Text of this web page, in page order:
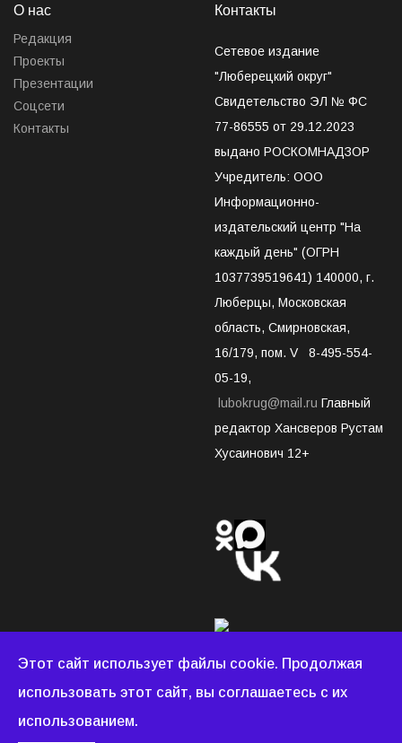
О нас
Редакция
Проекты
Презентации
Соцсети
Контакты
Контакты
Сетевое издание
"Люберецкий округ"
Свидетельство ЭЛ № ФС
77-86555 от 29.12.2023
выдано РОСКОМНАДЗОР
Учредитель: ООО
Информационно-
издательский центр "На
каждый день" (ОГРН
1037739519641) 140000, г.
Люберцы, Московская
область, Смирновская,
16/179, пом. V 8-495-554-
05-19,
lubokrug@mail.ru Главный
редактор Хансверов Рустам
Хусаинович 12+
Люберецкий округ © 2022 - 2026 Все права защищены.
Этот сайт использует файлы cookie. Продолжая
использовать этот сайт, вы соглашаетесь с их
использованием.